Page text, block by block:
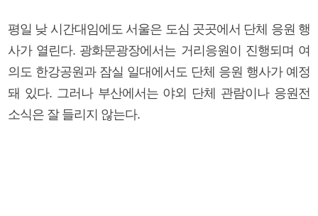
평일 낮 시간대임에도 서울은 도심 곳곳에서 단체 응원 행
사가 열린다. 광화문광장에서는 거리응원이 진행되며 여
의도 한강공원과 잠실 일대에서도 단체 응원 행사가 예정
돼 있다. 그러나 부산에서는 야외 단체 관람이나 응원전
소식은 잘 들리지 않는다.